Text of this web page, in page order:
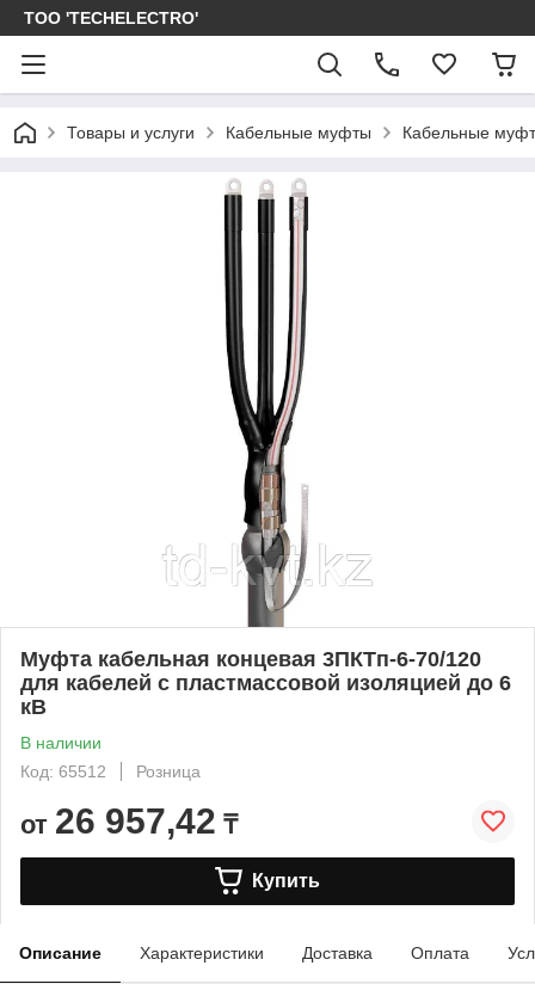
ТОО 'TECHELECTRO'
Товары и услуги Кабельные муфты Кабельные
Муфта кабельная концевая 3ПКТп-6-70/120
для кабелей с пластмассовой изоляцией до 6
кВ
В наличии
Код: 65512
Розница
от 26 957,42 ₸
Купить
Описание Характеристики Доставка Оплата